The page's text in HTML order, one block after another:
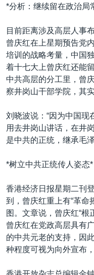
全球议题
环境
美国建国250周年
美国之音专访
重要讲话与声明
台海两岸关系
南中国海争端
关注西藏
关注新疆
其他语言网站
*分析：继续留在政治局
目前距离涉及高层人事
曾庆红在上星期预告党
培训的战略考量，中国
着十七大上曾庆红还能
中共高层的分工里，曾
察井岗山干部学院，其
刘晓波说：“因为中国现
用去井岗山讲话，在井
是中共的正统，继承毛
*树立中共正统传人姿态*
香港经济日报星期二刊
到，曾庆红重上有“革命
图。文章说，曾庆红“根
曾庆红在党政高层具有
的中共元老的支持，因
种程度可视为向外宣布